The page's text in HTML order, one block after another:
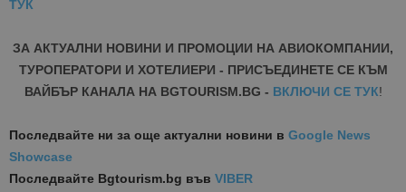
ТУК
ЗА АКТУАЛНИ НОВИНИ И ПРОМОЦИИ НА АВИОКОМПАНИИ,
ТУРОПЕРАТОРИ И ХОТЕЛИЕРИ - ПРИСЪЕДИНЕТЕ СЕ КЪМ
ВАЙБЪР КАНАЛА НА BGTOURISM.BG - ВКЛЮЧИ СЕ ТУК!
Последвайте ни за още актуални новини в Google News
Showcase
Последвайте Bgtourism.bg във VIBER